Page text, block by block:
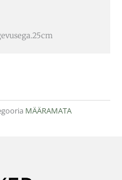
MÄÄRAMATA